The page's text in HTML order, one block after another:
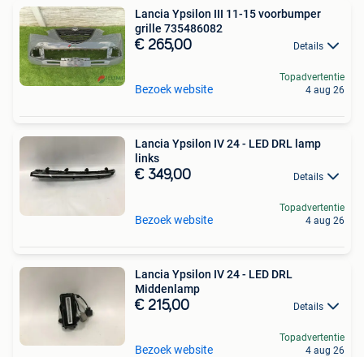
Lancia Ypsilon III 11-15 voorbumper
grille 735486082
€ 265,00 Details
Bezoek website
Topadvertentie
4 aug 26
Lancia Ypsilon IV 24 - LED DRL lamp
links
€ 349,00 Details
Bezoek website
Topadvertentie
4 aug 26
Lancia Ypsilon IV 24 - LED DRL
Middenlamp
€ 215,00 Details
Bezoek website
Topadvertentie
4 aug 26